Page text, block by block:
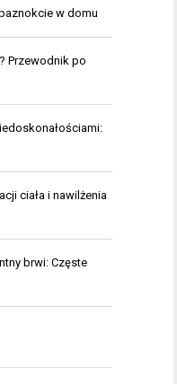
w domu
Przewodnik po
ciała i nawilżenia
brwi: Częste